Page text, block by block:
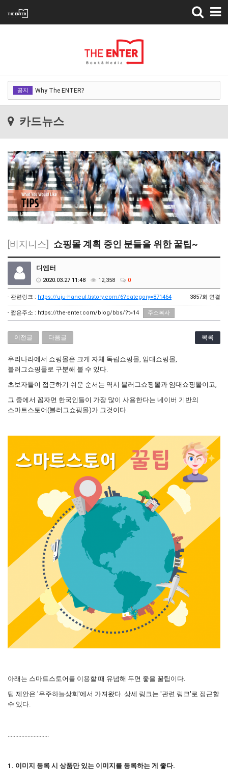
Toggle
navigation
공지 Why The ENTER?
Why The ENTER?
카드뉴스
[비지니스] 쇼핑몰 계획 중인 분들을 위한 꿀팁~
디엔터
2020.03.27 11:48 12,358 0
- 관련링크 : https://uju-haneul.tistory.com/6?category=871464 3857회 연결
- 짧은주소 : https://the-enter.com/blog/bbs/?t=14 주소복사
이전글 다음글 목록
우리나라에서 쇼핑몰은 크게 자체 독립쇼핑몰, 임대쇼핑몰,
블러그쇼핑몰로 구분해 볼 수 있다.
초보자들이 접근하기 쉬운 순서는 역시 블러그쇼핑몰과 임대쇼핑몰이고,
그 중에서 꼽자면 한국인들이 가장 많이 사용한다는 네이버 기반의
스마트스토어(블러그쇼핑몰)가 그것이다.
아래는 스마트스토어를 이용할 때 유념해 두면 좋을 꿀팁이다.
팁 제안은 '우주하늘상회'에서 가져왔다. 상세 링크는 '관련 링크'로 접근할
수 있다.
1. 이미지 등록 시 상품만 있는 이미지를 등록하는 게 좋다.